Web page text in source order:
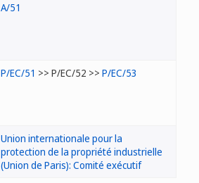
A/51
P/EC/51 >> P/EC/52 >> P/EC/53
Union internationale pour la
protection de la propriété industrielle
(Union de Paris): Comité exécutif